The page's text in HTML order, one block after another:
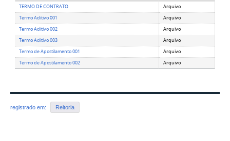
TERMO DE CONTRATO
Arquivo
Termo Aditivo 001
Arquivo
Termo Aditivo 002
Arquivo
Termo Aditivo 003
Arquivo
Termo de Apostilamento 001
Arquivo
Termo de Apostilamento 002
Arquivo
registrado em: Reitoria